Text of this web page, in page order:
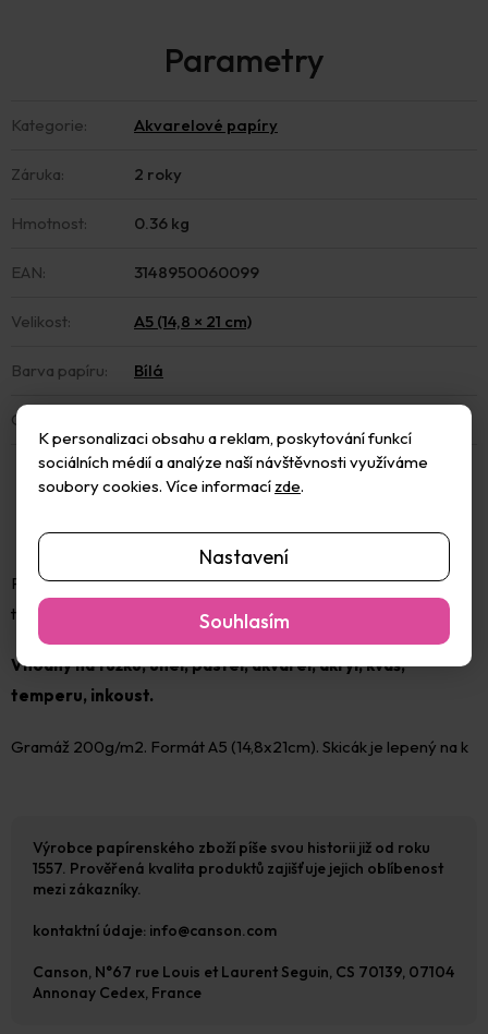
K personalizaci obsahu a reklam, poskytování funkcí
sociálních médií a analýze naší návštěvnosti využíváme
soubory cookies. Více informacízde.
Nastavení
Souhlasím
Papír ideální pro suché i mokré techniky. Skvělý na akvarelové
techniky a mixed média.
Vhodný na tužku, uhel, pastel, akvarel, akryl, kvaš,
temperu, inkoust.
Gramáž 200g/m2. Formát A5 (14,8x21cm). Skicák je lepený na k
Kategorie: Akvarelové papíry
Záruka: 2 roky
Hmotnost: 0.36 kg
EAN: 3148950060099
Velikost: A5 (14,8 × 21 cm)
Barva papíru: Bílá
Gramáž papíru
Výrobce papírenského zboží píše svou historii již od roku
1557. Prověřená kvalita produktů zajišťuje jejich oblíbenost
mezi zákazníky.
kontaktní údaje: info@canson.com
Canson, N°67 rue Louis et Laurent Seguin, CS 70139, 07104
Annonay Cedex, France